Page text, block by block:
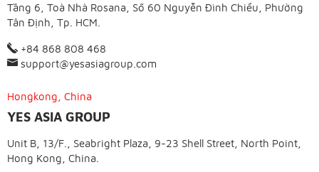
Tầng 6, Toà Nhà Rosana, Số 60 Nguyễn Đình Chiểu, Phường
Tân Định, Tp. HCM.
+84 868 808 468
support@yesasiagroup.com
Hongkong, China
YES ASIA GROUP
Unit B, 13/F., Seabright Plaza, 9-23 Shell Street, North Point,
Hong Kong, China.